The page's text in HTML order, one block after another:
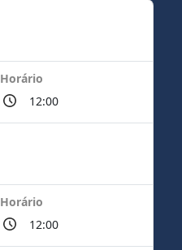
Horário
Horário